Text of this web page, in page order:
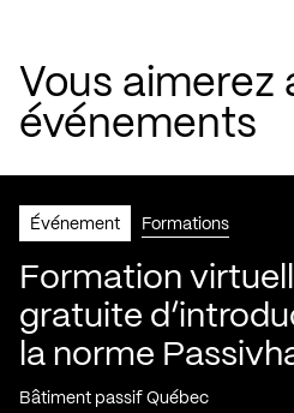
Vous aimerez
événements
Événement Formations
Formation
gratuite
la norme
Bâtiment passif Québec